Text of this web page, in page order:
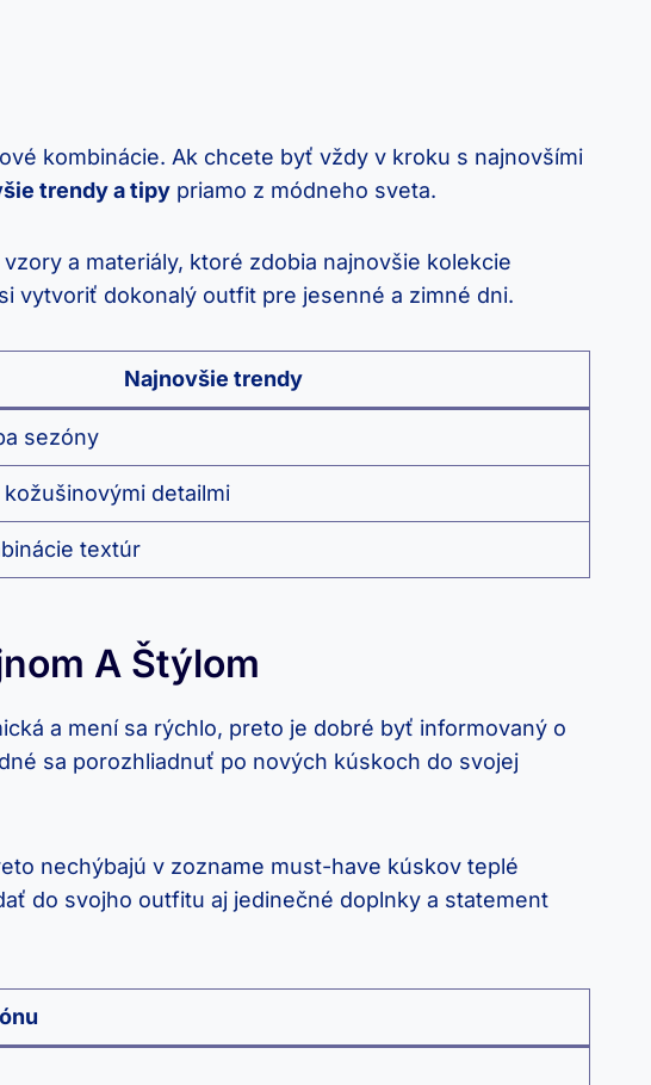
kombinácie. Ak chcete byť vždy v kroku s najnovšími
trendy a tipy priamo z módneho sveta.
a materiály, ktoré zdobia najnovšie kolekcie
vytvoriť dokonalý outfit pre jesenné a zimné dni.
Najnovšie trendy
sezóny
detailmi
textúr
A Štýlom
a mení sa rýchlo, preto je dobré byť informovaný o
sa porozhliadnuť po nových kúskoch do svojej
nechýbajú v zozname must-have kúskov teplé
do svojho outfitu aj jedinečné doplnky a statement